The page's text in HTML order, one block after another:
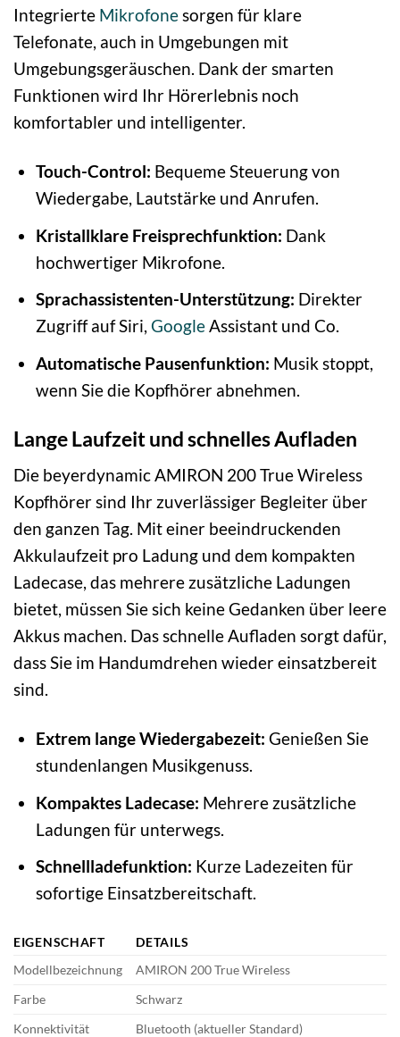
Integrierte Mikrofonesorgen für klare
Telefonate, auch in Umgebungen mit
Umgebungsgeräuschen. Dank der smarten
Funktionen wird Ihr Hörerlebnis noch
komfortabler und intelligenter.
Touch-Control: Bequeme Steuerung von
Wiedergabe, Lautstärke und Anrufen.
Kristallklare Freisprechfunktion: Dank
hochwertiger Mikrofone.
Sprachassistenten-Unterstützung: Direkter
Zugriff auf Siri, GoogleAssistant und Co.
Automatische Pausenfunktion: Musik stoppt,
wenn Sie die Kopfhörer abnehmen.
Lange Laufzeit und schnelles Aufladen
Die beyerdynamic AMIRON 200 True Wireless
Kopfhörer sind Ihr zuverlässiger Begleiter über
den ganzen Tag. Mit einer beeindruckenden
Akkulaufzeit pro Ladung und dem kompakten
Ladecase, das mehrere zusätzliche Ladungen
bietet, müssen Sie sich keine Gedanken über leere
Akkus machen. Das schnelle Aufladen sorgt dafür,
dass Sie im Handumdrehen wieder einsatzbereit
sind.
Extrem lange Wiedergabezeit: Genießen Sie
stundenlangen Musikgenuss.
Kompaktes Ladecase: Mehrere zusätzliche
Ladungen für unterwegs.
Schnellladefunktion: Kurze Ladezeiten für
sofortige Einsatzbereitschaft.
EIGENSCHAFT
DETAILS
Modellbezeichnung
AMIRON 200 True Wireless
Farbe
Schwarz
Konnektivität
Bluetooth (aktueller Standard)